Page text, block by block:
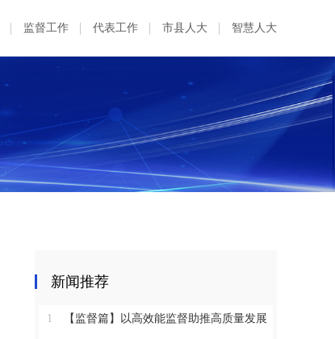
监督工作 代表工作 市县人大 智慧人大
新闻推荐
1 【监督篇】以高效能监督助推高质量发展